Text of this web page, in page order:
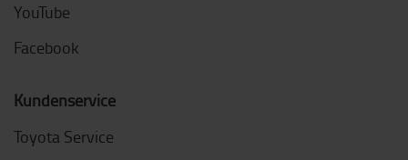
YouTube
Facebook
Kundenservice
Toyota Service